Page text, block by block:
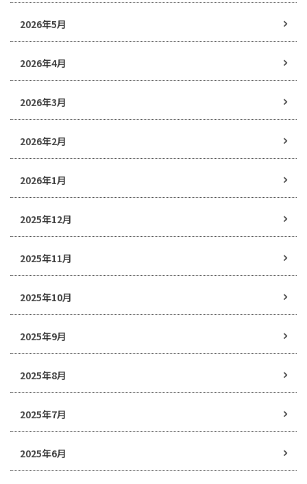
2026年5月
2026年4月
2026年3月
2026年2月
2026年1月
2025年12月
2025年11月
2025年10月
2025年9月
2025年8月
2025年7月
2025年6月